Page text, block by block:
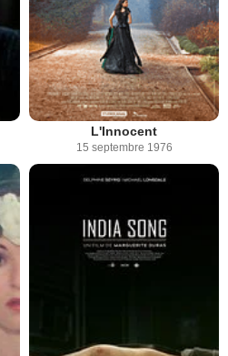
L'Innocent
15 septembre 1976